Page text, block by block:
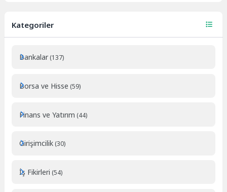
Kategoriler
Bankalar (137)
Borsa ve Hisse (59)
Finans ve Yatırım (44)
Girişimcilik (30)
İş Fikirleri (54)